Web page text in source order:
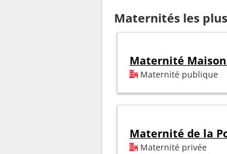
Maternités les
Maternité
Maternité publique
Maternité de la
Maternité privée